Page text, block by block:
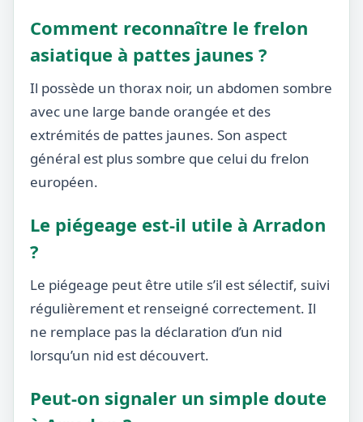
Comment reconnaître le frelon
asiatique à pattes jaunes ?
Il possède un thorax noir, un abdomen sombre
avec une large bande orangée et des
extrémités de pattes jaunes. Son aspect
général est plus sombre que celui du frelon
européen.
Le piégeage est-il utile à Arradon
?
Le piégeage peut être utile s’il est sélectif, suivi
régulièrement et renseigné correctement. Il
ne remplace pas la déclaration d’un nid
lorsqu’un nid est découvert.
Peut-on signaler un simple doute